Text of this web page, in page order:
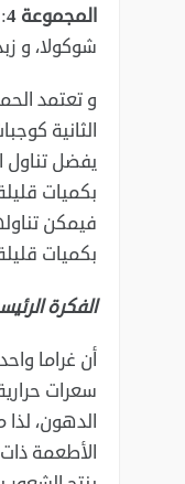
المجموعة 4
شوكولا، و
و تعتمد
الثانية
يفضل تناول
بكميات
فيمكن
بكميات
الفكرة
أن غراما
سعرات
الدهون،
الأطعمة ذات